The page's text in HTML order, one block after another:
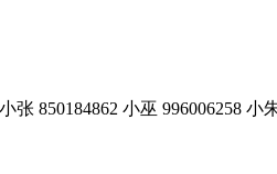
张 850184862 小巫 996006258 小